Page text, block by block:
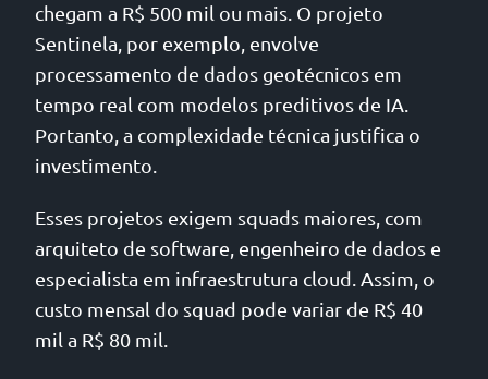
chegam a R$ 500 mil ou mais. O projeto
Sentinela, por exemplo, envolve
processamento de dados geotécnicos em
tempo real com modelos preditivos de IA.
Portanto, a complexidade técnica justifica o
investimento.
Esses projetos exigem squads maiores, com
arquiteto de software, engenheiro de dados e
especialista em infraestrutura cloud. Assim, o
custo mensal do squad pode variar de R$ 40
mil a R$ 80 mil.